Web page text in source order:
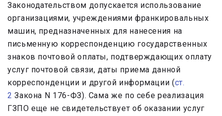
Законодательством допускается использование
организациями, учреждениями франкировальных
машин, предназначенных для нанесения на
письменную корреспонденцию государственных
знаков почтовой оплаты, подтверждающих оплату
услуг почтовой связи, даты приема данной
корреспонденции и другой информации (ст.
2 Закона N 176-ФЗ). Сама же по себе реализация
ГЗПО еще не свидетельствует об оказании услуг